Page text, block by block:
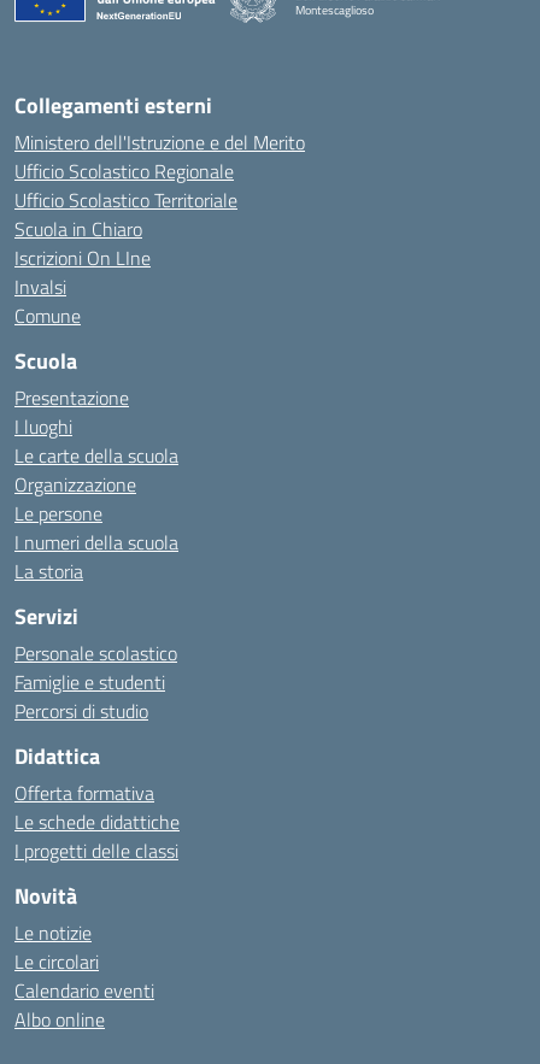
Montescaglioso
Collegamenti esterni
Ministero dell'Istruzione e del Merito
Ufficio Scolastico Regionale
Ufficio Scolastico Territoriale
Scuola in Chiaro
Iscrizioni On LIne
Invalsi
Comune
Scuola
Presentazione
I luoghi
Le carte della scuola
Organizzazione
Le persone
I numeri della scuola
La storia
Servizi
Personale scolastico
Famiglie e studenti
Percorsi di studio
Didattica
Offerta formativa
Le schede didattiche
I progetti delle classi
Novità
Le notizie
Le circolari
Calendario eventi
Albo online